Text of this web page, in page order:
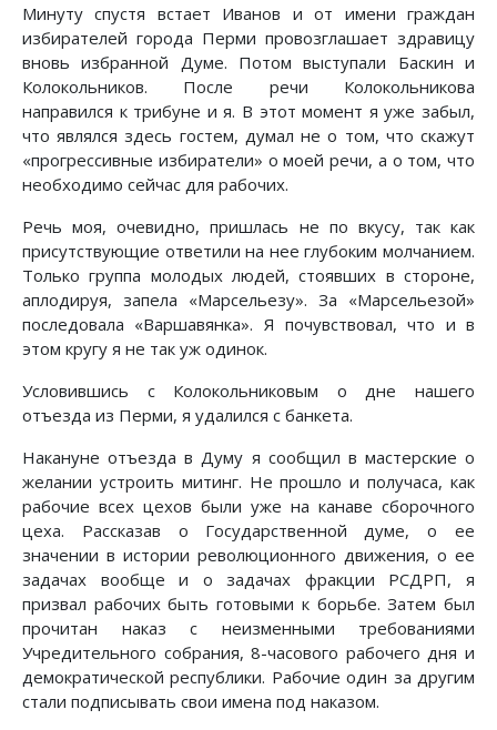
Минуту спустя встает Иванов и от имени граждан
избирателей города Перми провозглашает здравицу
вновь избранной Думе. Потом выступали Баскин и
Колокольников. После речи Колокольникова
направился к трибуне и я. В этот момент я уже забыл,
что являлся здесь гостем, думал не о том, что скажут
«прогрессивные избиратели» о моей речи, а о том, что
необходимо сейчас для рабочих.
Речь моя, очевидно, пришлась не по вкусу, так как
присутствующие ответили на нее глубоким молчанием.
Только группа молодых людей, стоявших в стороне,
аплодируя, запела «Марсельезу». За «Марсельезой»
последовала «Варшавянка». Я почувствовал, что и в
этом кругу я не так уж одинок.
Условившись с Колокольниковым о дне нашего
отъезда из Перми, я удалился с банкета.
Накануне отъезда в Думу я сообщил в мастерские о
желании устроить митинг. Не прошло и получаса, как
рабочие всех цехов были уже на канаве сборочного
цеха. Рассказав о Государственной думе, о ее
значении в истории революционного движения, о ее
задачах вообще и о задачах фракции РСДРП, я
призвал рабочих быть готовыми к борьбе. Затем был
прочитан наказ с неизменными требованиями
Учредительного собрания, 8-часового рабочего дня и
демократической республики. Рабочие один за другим
стали подписывать свои имена под наказом.